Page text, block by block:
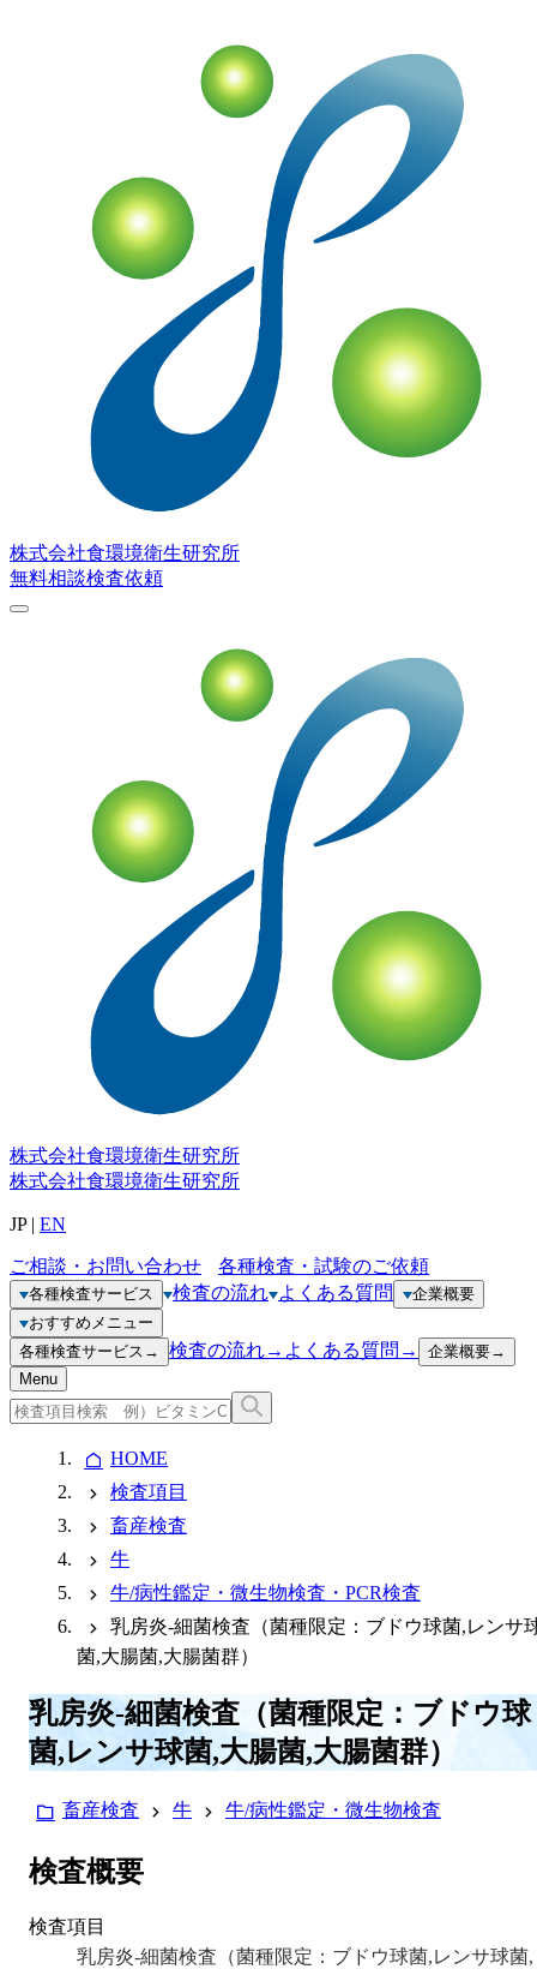
株式会社食環境衛生研究所
無料相談検査依頼
株式会社食環境衛生研究所
株式会社食環境衛生研究所
JP| EN
ご相談・お問い合わせ 各種検査・試験のご依頼
各種検査サービス 検査の流れ よくある質問
企業概要
おすすめメニュー
各種検査サービス → 検査の流れ→ よくある質問 → 企業概要→
Menu
HOME
検査項目
畜産検査
牛
牛/病性鑑定・微生物検査・PCR検査
乳房炎-細菌検査（菌種限定：ブドウ球菌,レンサ
菌,大腸菌,大腸菌群）
乳房炎-細菌検査（菌種限定：ブドウ球
菌,レンサ球菌,大腸菌,大腸菌群）
畜産検査 牛 牛/病性鑑定・微生物検査
検査概要
検査項目
乳房炎-細菌検査（菌種限定：ブドウ球菌,レンサ球菌,